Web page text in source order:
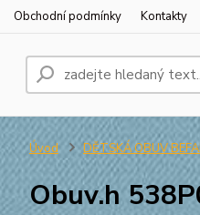
Obchodní podmínky Kontakty
Úvod DĚTSKÁ OBUV
Obuv.h